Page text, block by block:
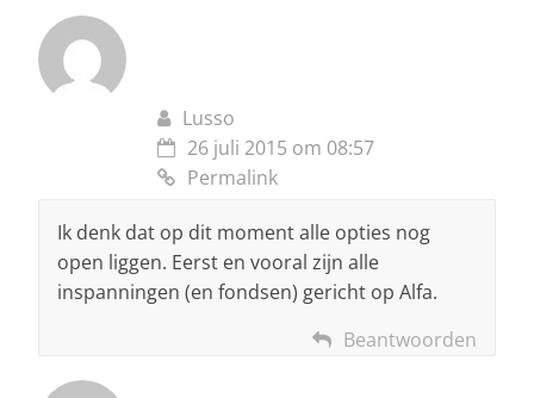
Lusso
26 juli 2015 om 08:57
Permalink
Ik denk dat op dit moment alle opties nog
open liggen. Eerst en vooral zijn alle
inspanningen (en fondsen) gericht op Alfa.
Beantwoorden